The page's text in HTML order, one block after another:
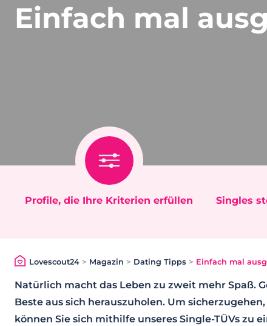
Einfach mal
Profile, die Ihre Kriterien erfüllen
Singles
Lovescout24> Magazin > Dating Tipps > Einfach mal
Natürlich macht das Leben zu zweit mehr Spaß.
Beste aus sich herauszuholen. Um
können Sie sich mithilfe unseres Single-TÜVs zu